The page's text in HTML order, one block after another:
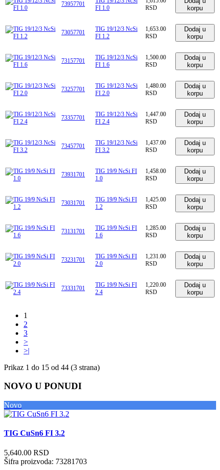
73957701
FI 1.0
RSD
korpu
73057701
TIG 19/12/3 NcSi
FI 1.2
1,653.00
RSD
Dodaj u
korpu
73157701
TIG 19/12/3 NcSi
FI 1.6
1,500.00
RSD
Dodaj u
korpu
73257701
TIG 19/12/3 NcSi
FI 2.0
1,480.00
RSD
Dodaj u
korpu
73357701
TIG 19/12/3 NcSi
FI 2.4
1,447.00
RSD
Dodaj u
korpu
73457701
TIG 19/12/3 NcSi
FI 3.2
1,437.00
RSD
Dodaj u
korpu
73931701
TIG 19/9 NcSi FI
1.0
1,458.00
RSD
Dodaj u
korpu
73031701
TIG 19/9 NcSi FI
1.2
1,425.00
RSD
Dodaj u
korpu
73131701
TIG 19/9 NcSi FI
1.6
1,285.00
RSD
Dodaj u
korpu
73231701
TIG 19/9 NcSi FI
2.0
1,231.00
RSD
Dodaj u
korpu
73331701
TIG 19/9 NcSi FI
2.4
1,220.00
RSD
Dodaj u
korpu
1
2
3
>
>|
Prikaz 1 do 15 od 44 (3 strana)
NOVO U PONUDI
Novo
TIG CuSn6 FI 3.2
5,640.00 RSD
Šifra proizvoda: 73281703